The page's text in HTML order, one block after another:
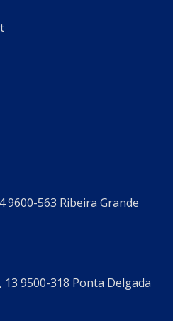
9600-563 Ribeira Grande
9500-318 Ponta Delgada